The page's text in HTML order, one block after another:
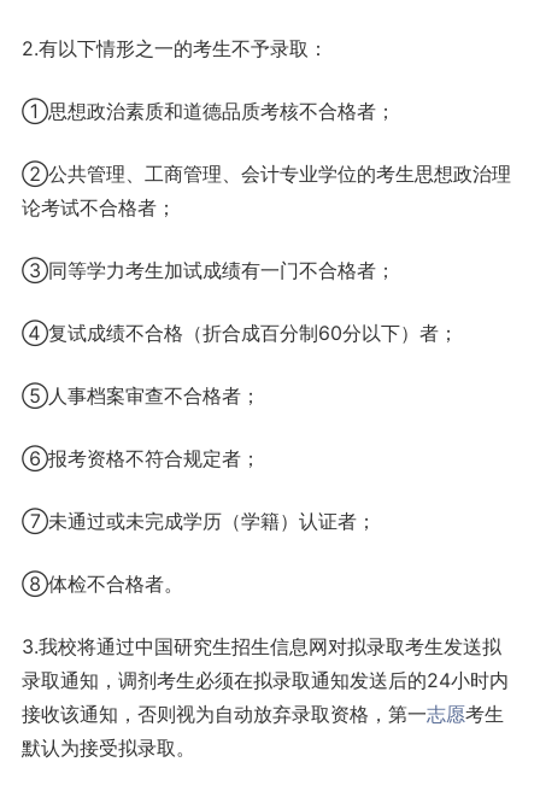
2.有以下情形之一的考生不予录取：
①思想政治素质和道德品质考核不合格者；
②公共管理、工商管理、会计专业学位的考生思想政治理
论考试不合格者；
③同等学力考生加试成绩有一门不合格者；
④复试成绩不合格（折合成百分制60分以下）者；
⑤人事档案审查不合格者；
⑥报考资格不符合规定者；
⑦未通过或未完成学历（学籍）认证者；
⑧体检不合格者。
3.我校将通过中国研究生招生信息网对拟录取考生发送拟
录取通知，调剂考生必须在拟录取通知发送后的24小时内
接收该通知，否则视为自动放弃录取资格，第一志愿考生
默认为接受拟录取。